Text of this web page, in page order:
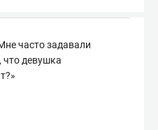
часто задавали
что девушка